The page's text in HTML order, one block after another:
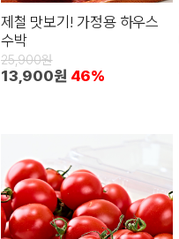
제철 맛보기! 가정용 하우스
수박
25,900원
13,900원 46%